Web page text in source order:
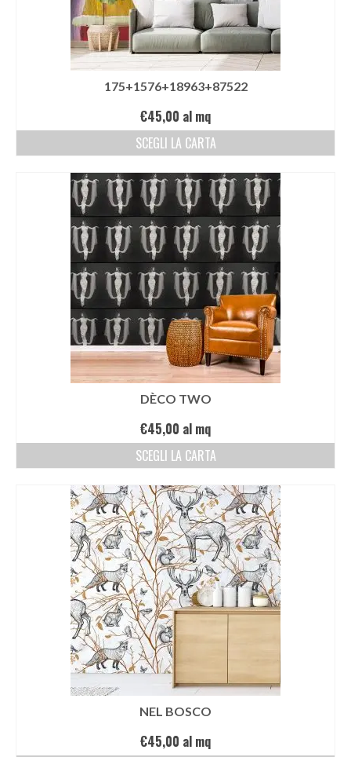
175+1576+18963+87522
€45,00 al mq
SCEGLI LA CARTA
DÈCO TWO
€45,00 al mq
SCEGLI LA CARTA
NEL BOSCO
€45,00 al mq